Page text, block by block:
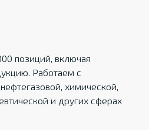
позиций, включая
Работаем с
химической,
и других сферах